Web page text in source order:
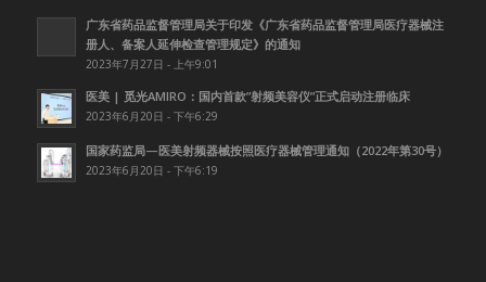
广东省药品监督管理局关于印发《广东省药品监督管理局医疗器械注
册人、备案人延伸检查管理规定》的通知
2023年7月27日 - 上午9:01
医美 | 觅光AMIRO：国内首款”射频美容仪”正式启动注册临床
2023年6月20日 - 下午6:29
国家药监局—医美射频器械按照医疗器械管理通知（2022年第30号）
2023年6月20日 - 下午6:19